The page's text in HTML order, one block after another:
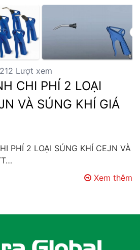
Lượt xem
CHI PHÍ 2 LOẠI
VÀ SÚNG KHÍ GIÁ
PHÍ 2 LOẠI SÚNG KHÍ CEJN VÀ
Xem thêm